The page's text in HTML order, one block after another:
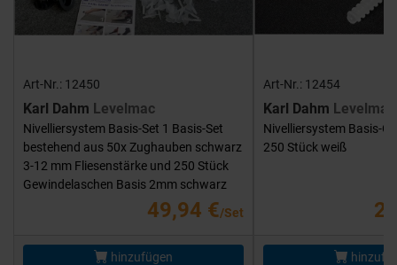
Art-Nr.: 12450
Karl Dahm Levelmac
Nivelliersystem Basis-Set 1 Basis-Set
bestehend aus 50x Zughauben schwarz
3-12 mm Fliesenstärke und 250 Stück
Gewindelaschen Basis 2mm schwarz
49,94 €/Set
hinzufügen
Art-Nr.: 12454
Karl Dahm Levelmac
Nivelliersystem Basis-
250 Stück weiß